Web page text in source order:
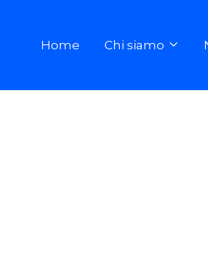
Home Chi siamo 